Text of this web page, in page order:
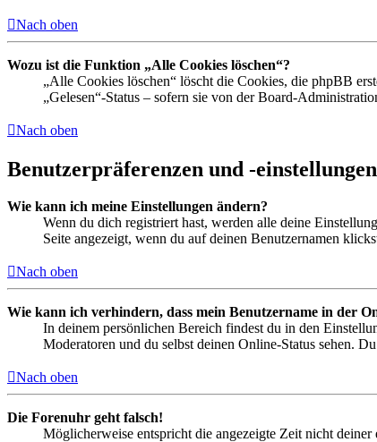
Nach oben
Wozu ist die Funktion „Alle Cookies löschen“?
„Alle Cookies löschen“ löscht die Cookies, die phpBB
„Gelesen“-Status – sofern sie von der Board-
Nach oben
Benutzerpräferenzen und -einstellungen
Wie kann ich meine Einstellungen ändern?
Wenn du dich registriert hast, werden alle deine
Seite angezeigt, wenn du auf deinen Benutzernamen
Nach oben
Wie kann ich verhindern, dass mein Benutzername in der
In deinem persönlichen Bereich findest du in den
Moderatoren und du selbst deinen Online-Status sehen.
Nach oben
Die Forenuhr geht falsch!
Möglicherweise entspricht die angezeigte Zeit nicht